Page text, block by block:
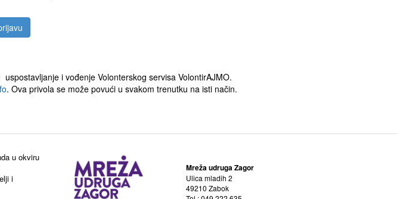
i vođenje Volonterskog servisa VolontirAJMO.
. Ova privola se može povući u svakom trenutku na isti način.
u okviru
i
Mreža udruga Zagor
Ulica mladih 2
49210 Zabok